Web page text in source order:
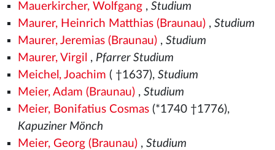
Mauerkircher, Wolfgang, Studium
Maurer, Heinrich Matthias (Braunau), Studium
Maurer, Jeremias (Braunau), Studium
Maurer, Virgil , Pfarrer Studium
Meichel, Joachim ( †1637), Studium
Meier, Adam (Braunau), Studium
Meier, Bonifatius Cosmas(*1740 †1776),
Kapuziner Mönch
Meier, Georg (Braunau), Studium